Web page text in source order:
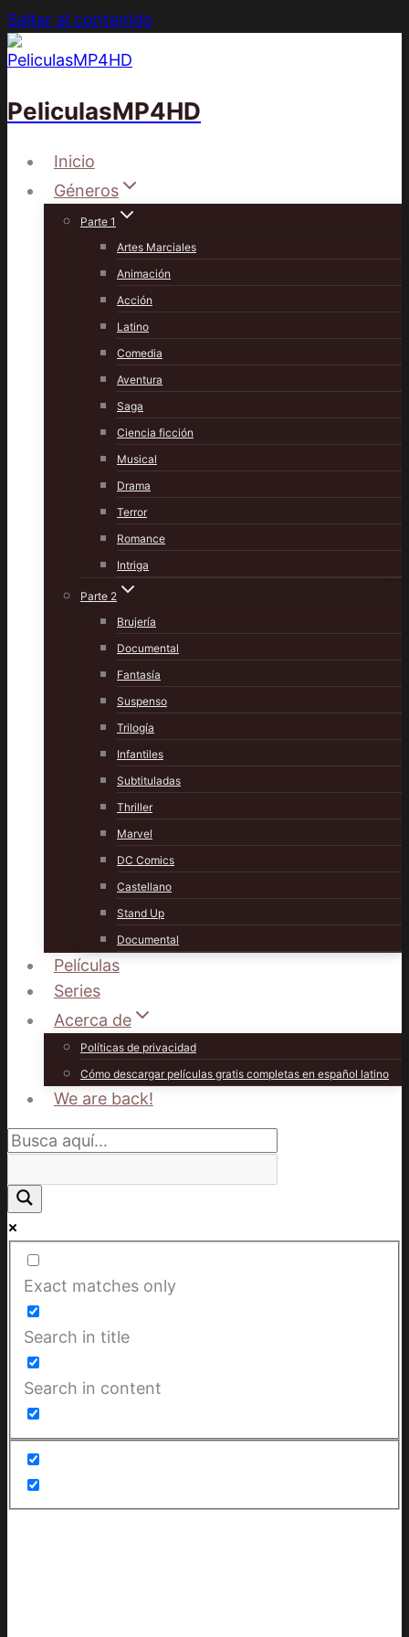
Saltar al contenido
PeliculasMP4HD
Inicio
Géneros
Parte 1
Artes Marciales
Animación
Acción
Latino
Comedia
Aventura
Saga
Ciencia ficción
Musical
Drama
Terror
Romance
Intriga
Parte 2
Brujería
Documental
Fantasía
Suspenso
Trilogía
Infantiles
Subtituladas
Thriller
Marvel
DC Comics
Castellano
Stand Up
Documental
Películas
Series
Acerca de
Políticas de privacidad
Cómo descargar películas gratis completas en español latino
We are back!
Exact matches only
Search in title
Search in content